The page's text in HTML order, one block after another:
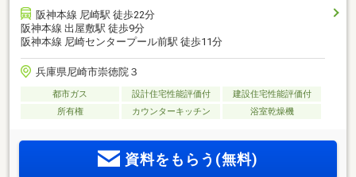
阪神本線 尼崎駅 徒歩22分
阪神本線 出屋敷駅 徒歩9分
阪神本線 尼崎センタープール前駅 徒歩11分
兵庫県尼崎市崇徳院３
都市ガス 設計住宅性能評価付
建設住宅性能評価付
所有権
カウンターキッチン 浴室乾燥機
資料をもらう(無料)